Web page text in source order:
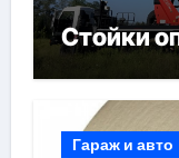
Стойки
Гараж и авто